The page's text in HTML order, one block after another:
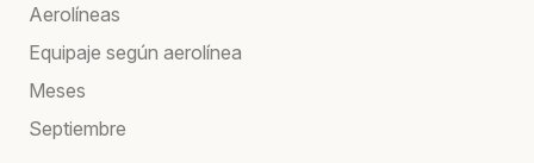
Aerolíneas
Equipaje según aerolínea
Meses
Septiembre